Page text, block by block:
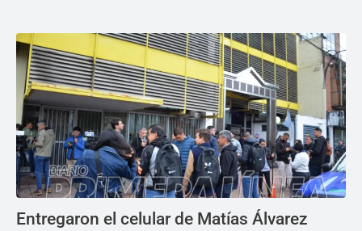
Entregaron el celular de Matías Álvarez